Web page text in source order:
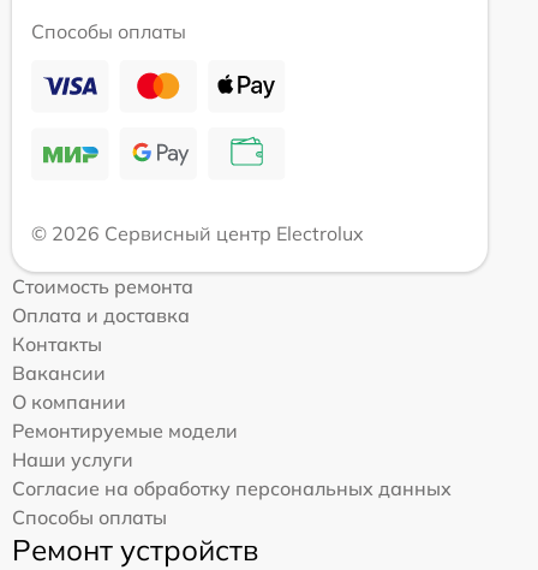
Способы оплаты
© 2026 Сервисный центр Electrolux
Стоимость ремонта
Оплата и доставка
Контакты
Вакансии
О компании
Ремонтируемые модели
Наши услуги
Согласие на обработку персональных данных
Способы оплаты
Ремонт устройств